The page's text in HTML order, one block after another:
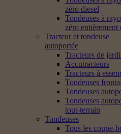
zéro diesel
Tondeuses à
zéro entièrement
Tracteur et tondeuse
autoportée
Tracteurs de
Accutracteurs
Tracteurs à
Tondeuses
Tondeuses
Tondeuses
tout-terrain
Tondeuses
Tous les coupe-